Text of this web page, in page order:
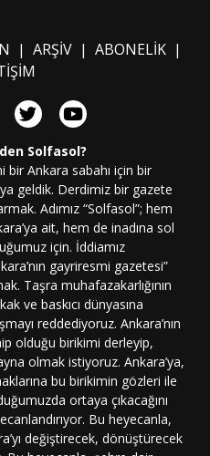
| ARŞİV| ABONELİK|
Solfasol?
bir Ankara sabahı için bir
geldik. Derdimiz bir gazete
Adımız “Solfasol”; hem
ait, hem de inadına sol
için. İddiamız
gayriresmi gazetesi”
Taşra muhafazakarlığının
ve baskıcı dünyasına
reddediyoruz. Ankara’nın
olduğu birikimi derleyip,
olmak istiyoruz. Ankara’ya,
bu birikimin gözleri ile
ortaya çıkacağını
Bu heyecanla,
değiştirecek, dönüştürecek